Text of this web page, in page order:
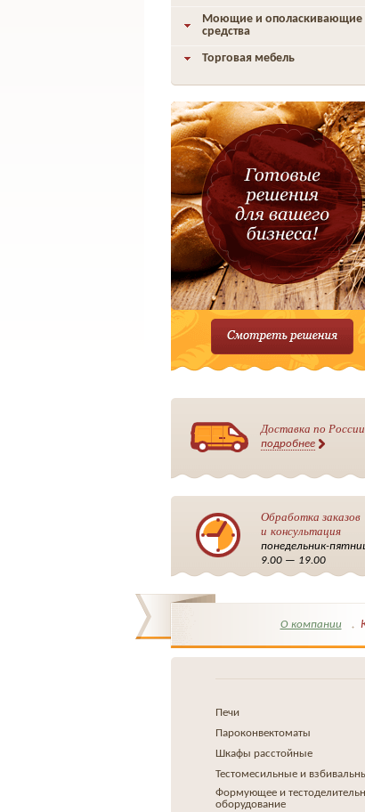
Моющие и ополаскивающие
средства
Торговая мебель
Доставка по России
подробнее
Обработка заказов
и консультация
понедельник-
9.00 — 19.00
О компании
Печи
Пароконвектоматы
Шкафы расстойные
Тестомесильные и
Формующее и
оборудование